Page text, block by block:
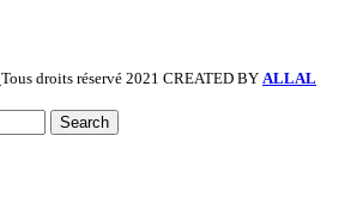
Tous droits réservé 2021 CREATED BY ALLAL
Search